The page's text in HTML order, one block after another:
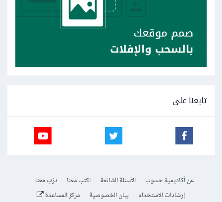
تابعنا على
عن أكاديمية حسوب الأسئلة الشائعة اكتب معنا
درّب معنا
إرشادات الاستخدام
بيان الخصوصية مركز المساعدة